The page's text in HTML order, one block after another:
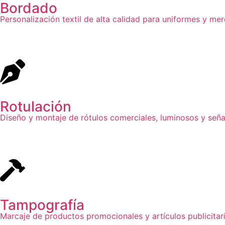
Bordado
Personalización textil de alta calidad para uniformes y
Rotulación
Diseño y montaje de rótulos comerciales, luminosos y
Tampografía
Marcaje de productos promocionales y artículos